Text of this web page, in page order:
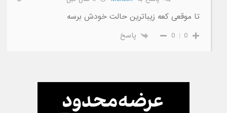
تا موقعی کعه زیباترین حالت خودش برسه
0
0 پاسخ